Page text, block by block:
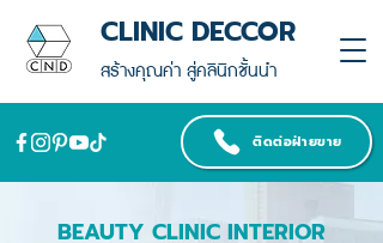
สร้างคุณค่า สู่คลินิกชั้นนำ
CLINIC DECCOR
ติดต่อฝ่ายขาย
BEAUTY CLINIC INTERIOR